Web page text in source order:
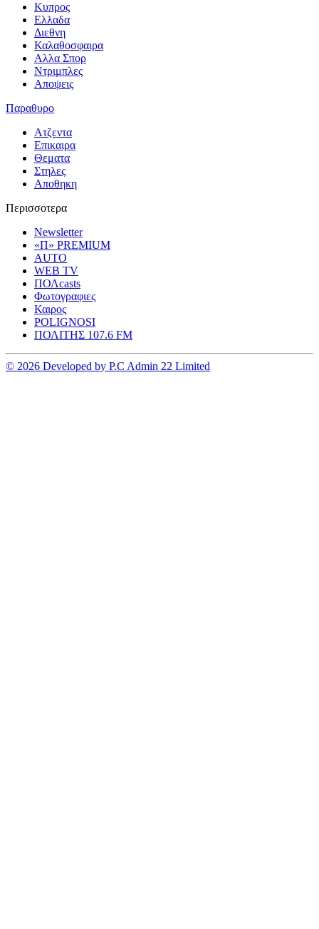
Κυπρος
Ελλαδα
Διεθνη
Καλαθοσφαιρα
Αλλα Σπορ
Ντριμπλες
Αποψεις
Παραθυρο
Ατζεντα
Επικαιρα
Θεματα
Στηλες
Αποθηκη
Περισσοτερα
Newsletter
«Π» PREMIUM
AUTO
WEB TV
ΠΟΛcasts
Φωτογραφιες
Καιρος
POLIGNOSI
ΠΟΛΙΤΗΣ 107.6 FM
© 2026 Developed by P.C Admin 22 Limited